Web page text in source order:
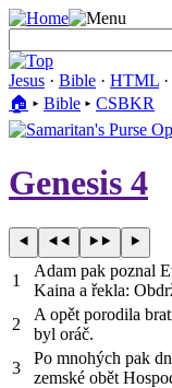
Jesus · Bible · HTML ·
🏠︎ ▸ Bible ▸ CSBKR
Genesis 4
1
Adam pak poznal
Kaina a řekla:
2
A opět porodila
byl oráč.
3
Po mnohých pak
zemské obět